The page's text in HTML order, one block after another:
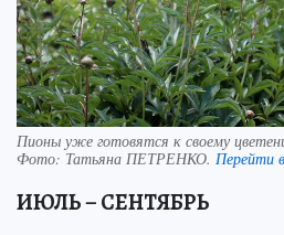
Пионы уже готовятся к своему
Фото: Татьяна ПЕТРЕНКО. Перейти
ИЮЛЬ – СЕНТЯБРЬ